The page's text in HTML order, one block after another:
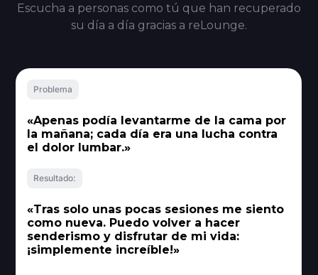
Escucha a personas como tú que han recuperado
su día a día gracias a reLounge.
Problema
«Apenas podía levantarme de la cama por
la mañana; cada día era una lucha contra
el dolor lumbar.»
Resultado:
«Tras solo unas pocas sesiones me siento
como nueva. Puedo volver a hacer
senderismo y disfrutar de mi vida:
¡simplemente increíble!»